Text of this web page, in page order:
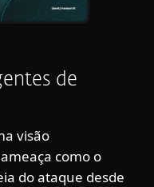
de
visão
como o
do ataque desde